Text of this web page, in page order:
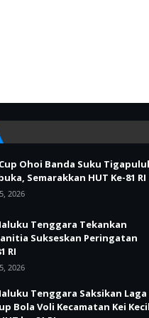
Ohoi Banda Suku
Semarakkan HUT Ke-81 RI
2026
Tenggara Tekankan
Sukseskan Peringatan
RI
2026
Tenggara Saksikan Laga
Bola Voli Kecamatan Kei